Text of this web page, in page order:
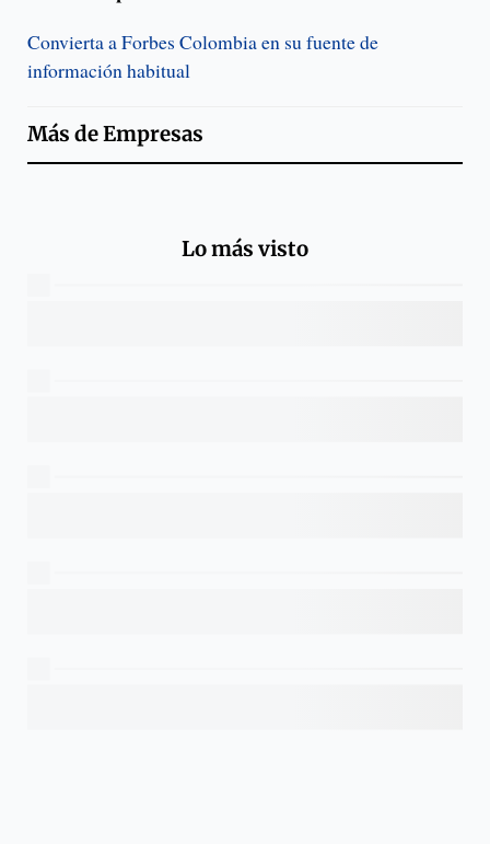
Convierta a Forbes Colombia en su fuente de
información habitual
Más deEmpresas
Lo más visto